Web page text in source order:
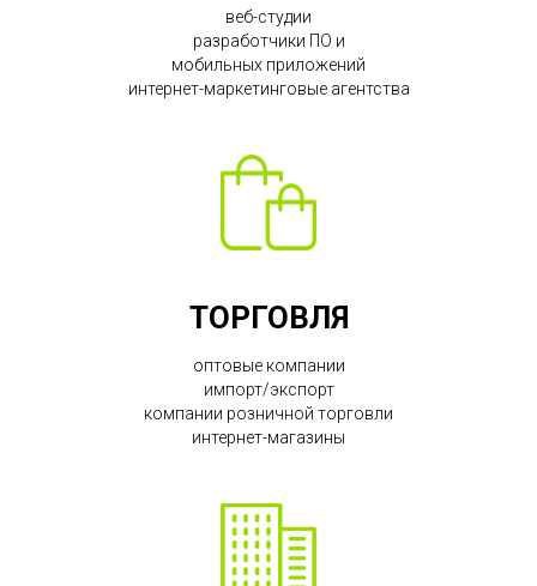
веб-студии
разработчики ПО и
мобильных приложений
интернет-маркетинговые агентства
ТОРГОВЛЯ
оптовые компании
импорт/экспорт
компании розничной торговли
интернет-магазины